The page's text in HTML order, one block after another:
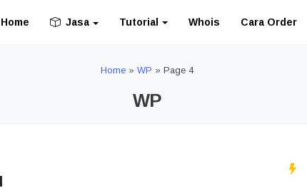
Home Jasa Tutorial Whois Cara Order
Home » WP » Page 4
WP